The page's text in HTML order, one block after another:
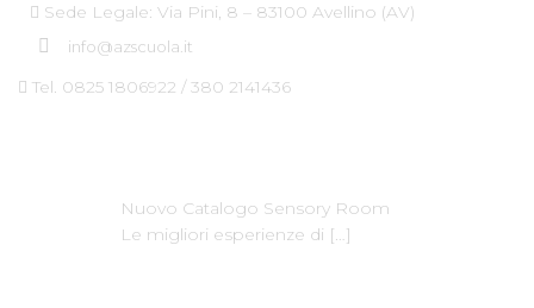
Sede Legale: Via Pini, 8 – 83100 Avellino (AV)
info@azscuola.it
Tel. 0825 1806922 / 380 2141436
Nuovo Catalogo Sensory Room
Le migliori esperienze di […]